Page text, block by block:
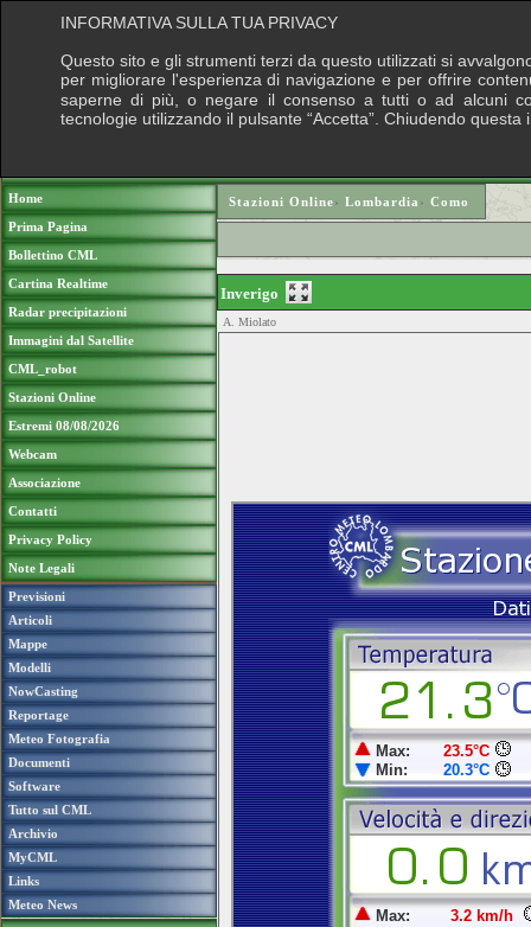
Home
Prima Pagina
Bollettino CML
Cartina Realtime
Radar precipitazioni
Immagini dal Satellite
CML_robot
Stazioni Online
Estremi 08/08/2026
Webcam
Associazione
Contatti
Privacy Policy
Note Legali
Previsioni
Articoli
Mappe
Modelli
NowCasting
Reportage
Meteo Fotografia
Documenti
Software
Tutto sul CML
Archivio
MyCML
Links
Meteo News
Stazioni Online› Lombardia › Como
Inverigo
A. Miolato
INFORMATIVA SULLA TUA PRIVACY
Questo sito e gli strumenti terzi da questo utilizzati si
per migliorare l'esperienza di navigazione e per offrire
saperne di più, o negare il consenso a tutti o ad alcuni
tecnologie utilizzando il pulsante “Accetta”. Chiudendo